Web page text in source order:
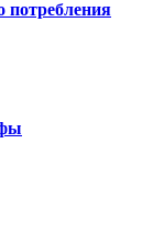
потребления